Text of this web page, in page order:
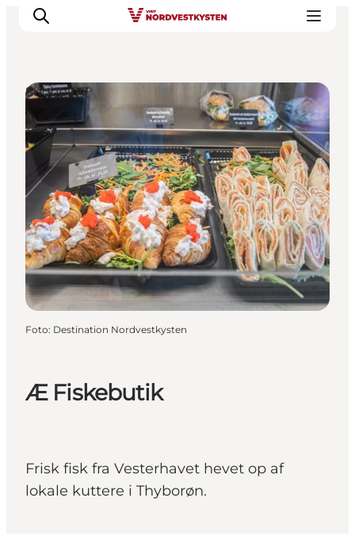
Feriesteder
Inspiration
Handicapvenlig ferie
Events
Overnatning
Planlæg din ferie
Æ Fiskebutik
Frisk fisk fra Vesterhavet hevet op af
lokale kuttere i Thyborøn.
Shopping
Foto: Destination Nordvestkysten